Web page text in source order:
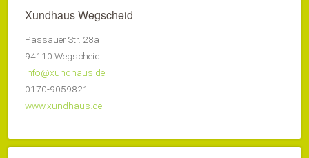
Xundhaus Wegscheid
Passauer Str. 28a
94110 Wegscheid
info@xundhaus.de
0170-9059821
www.xundhaus.de